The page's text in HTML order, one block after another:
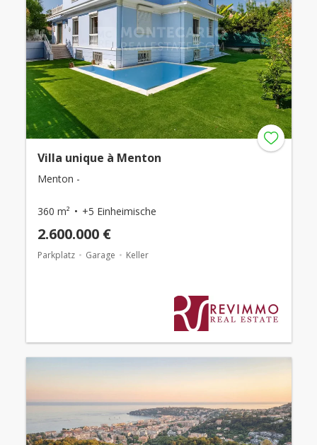
Villa unique à Menton
Menton -
360 m² +5 Einheimische
2.600.000 €
Parkplatz Garage Keller